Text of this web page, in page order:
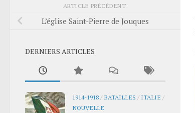
ARTICLE PRÉCÉDENT
L’église Saint-Pierre de Jouques
DERNIERS ARTICLES
1914-1918 / BATAILLES / ITALIE /
NOUVELLE